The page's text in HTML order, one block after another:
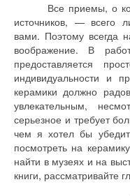
Все приемы, о
источников, — всего
вами. Поэтому всегда
воображение. В
предоставляется
индивидуальности и
керамики должно
увлекательным,
серьезное и требует
чем я хотел бы
посмотреть на
найти в музеях и на
книги, рассматривайте